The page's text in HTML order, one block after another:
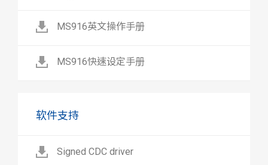
MS916英文操作手册
MS916快速设定手册
软件支持
Signed CDC driver